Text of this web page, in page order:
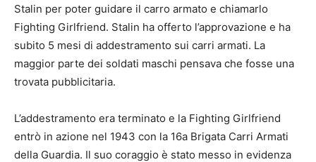
Stalin per poter guidare il carro armato e chiamarlo
Fighting Girlfriend. Stalin ha offerto l’approvazione e ha
subito 5 mesi di addestramento sui carri armati. La
maggior parte dei soldati maschi pensava che fosse una
trovata pubblicitaria.
L’addestramento era terminato e la Fighting Girlfriend
entrò in azione nel 1943 con la 16a Brigata Carri Armati
della Guardia. Il suo coraggio è stato messo in evidenza